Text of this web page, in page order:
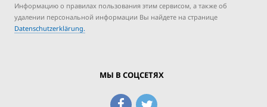
Информацию о правилах пользования этим сервисом, а также об
удалении персональной информации Вы найдете на странице
Datenschutzerklärung.
МЫ В СОЦСЕТЯХ